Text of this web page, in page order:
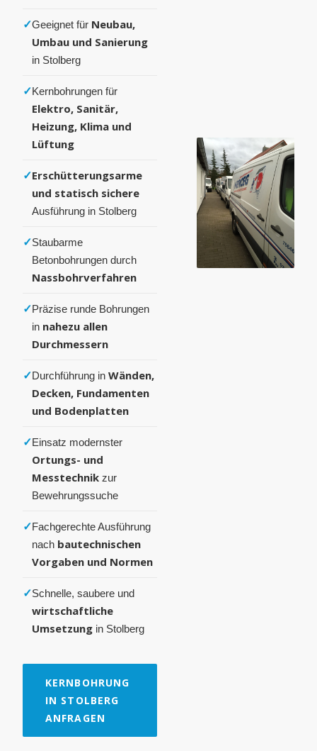
✓Geeignet für Neubau,
Umbau und Sanierung
in Stolberg
✓Kernbohrungen für
Elektro, Sanitär,
Heizung, Klima und
Lüftung
✓Erschütterungsarme
und statisch sichere
Ausführung in Stolberg
✓Staubarme
Betonbohrungen durch
Nassbohrverfahren
✓Präzise runde Bohrungen
in nahezu allen
Durchmessern
✓Durchführung in Wänden,
Decken, Fundamenten
und Bodenplatten
✓Einsatz modernster
Ortungs- und
Messtechnik zur
Bewehrungssuche
✓Fachgerechte Ausführung
nach bautechnischen
Vorgaben und Normen
✓Schnelle, saubere und
wirtschaftliche
Umsetzung in Stolberg
KERNBOHRUNG
IN STOLBERG
ANFRAGEN